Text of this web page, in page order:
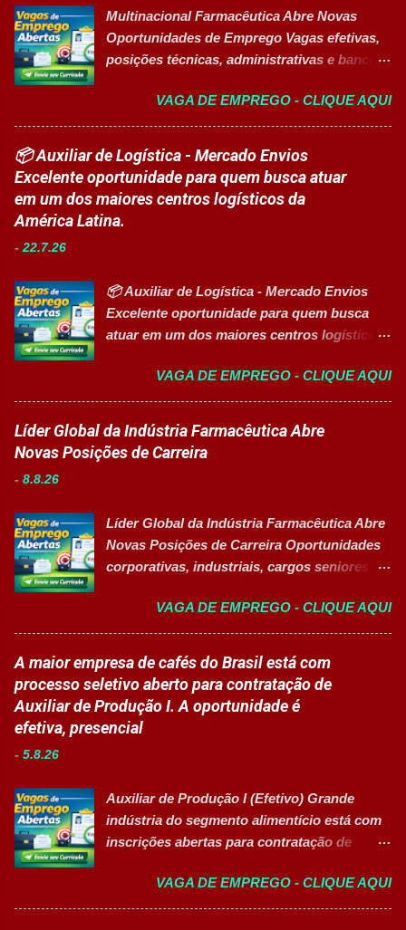
disponibilidade e alta confiabilidade
operacional dos processos industriais.
Liderar a gestão da ...
agosto de 2026 Vaga inclusiva para Pessoas
com Deficiência (PcD). Principais atividades
Apoiar professores durante atividades
projetos educacionais. Dar suporte em
atividades recreativas e lúdicas.
Disponibilizar materiais utilizados nas
atividades. Monitorar estudantes durante
aulas e recreios. Contribuir para um
ambiente escolar organizado e seguro.
educacionais desenvolv...
Multinacional Farmacêutica Abre Novas
Oportunidades de Emprego Vagas efetivas,
posições técnicas, administrativas e banco
CANDIDATAR-SE AGORA Sobre as
Oportunidades Uma das maiores empresas
do setor farmacêutico e de saúde está com
processo seletivo aberto para contratação
de profissionais em diversas áreas de
atuação, oferecendo desenvolvimento
de gestão, além de opções de cadastro em
banco de talentos para futuras
oportunidades de carreira. Vagas
Auxiliar de Almoxarifado OEA Auxiliar de
Produção Eletricista de Manutenção II
Gerente Executivo de Engenharia Oficial de
Cozinha Banco de Talentos - Auxiliar de
Produção In...
VAGA DE EMPREGO - CLIQUE AQUI
📦 Auxiliar de Logística - Mercado Envios
Excelente oportunidade para quem busca atuar
em um dos maiores centros logísticos da
América Latina.
-22.7.26
📦 Auxiliar de Logística - Mercado Envios
Excelente oportunidade para quem busca
atuar em um dos maiores centros logísticos
📋 Sobre a oportunidade O Mercado Envios
está com oportunidade para Auxiliar de
Logística . A empresa busca profissionais
comprometidos, organizados e que desejam
Receber produtos no centro de distribuição;
Embalar e etiquetar mercadorias; Conferir
documentos, registros e embalagens;
logísticos; Contribuir com melhorias na
operação; Atuar em equipe para garantir
agilidade nas entregas. ✅ Requisitos Ensino
Fundamental completo; Não é necessário
possuir experiência anterior; Perfil
organizado e proativo; Facilidade para
Remuneração Salário total podend...
VAGA DE EMPREGO - CLIQUE AQUI
Líder Global da Indústria Farmacêutica Abre
Novas Posições de Carreira
- 8.8.26
Líder Global da Indústria Farmacêutica Abre
Novas Posições de Carreira Oportunidades
corporativas, industriais, cargos seniores e
CANDIDATAR-SE AGORA Sobre o Processo
Seletivo Uma das principais multinacionais
do setor de saúde e biotecnologia está com
inscrições abertas para contratação de
profissionais especializados em diversas
áreas de atuação. O processo seletivo
corporativa e oportunidades voltadas para a
promoção da diversidade e liderança
feminina no setor produtivo. Vagas
Patrimonial Sênior Analista Jurídico &
Compliance Sênior (Contrato Temporário - 2
VAGA DE EMPREGO - CLIQUE AQUI
A maior empresa de cafés do Brasil está com
processo seletivo aberto para contratação de
Auxiliar de Produção I. A oportunidade é
efetiva, presencial
- 5.8.26
Auxiliar de Produção I (Efetivo) Grande
indústria do segmento alimentício está com
inscrições abertas para contratação de
AGORA Resumo da vaga Cargo: Auxiliar de
Produção I Empresa: Grupo 3Corações Tipo
VAGA DE EMPREGO - CLIQUE AQUI